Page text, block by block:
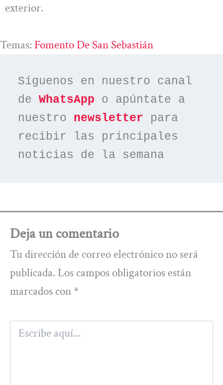
exterior.
Temas: Fomento De San Sebastián
Síguenos en nuestro canal
de WhatsApp o apúntate a
nuestro newsletter para
recibir las principales
noticias de la semana
Deja un comentario
Tu dirección de correo electrónico no será
publicada. Los campos obligatorios están
marcados con *
Escribe
aquí...